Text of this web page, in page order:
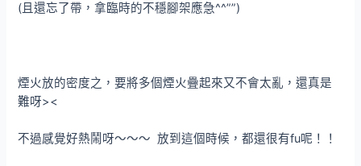
(且還忘了帶，拿臨時的不穩腳架應急^^””)
煙火放的密度之，要將多個煙火疊起來又不會太亂，還真是
難呀><
不過感覺好熱鬧呀～～～ 放到這個時候，都還很有fu呢！！